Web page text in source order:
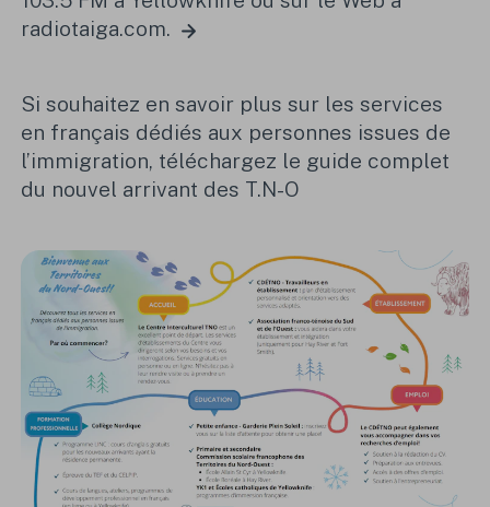
radiotaiga.com.
Si souhaitez en savoir plus sur les services
en français dédiés aux personnes issues de
l’immigration, téléchargez le guide complet
du nouvel arrivant des T.N-O